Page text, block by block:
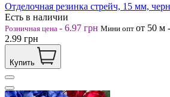
Отделочная резинка стрейч, 15 мм,
Есть в наличии
Розничная цена - 6.97 грн Мини опт от 50 м -
2.99 грн
Купить